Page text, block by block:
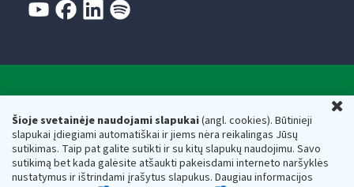
Šioje svetainėje naudojami slapukai(angl. cookies). Būtinieji
slapukai įdiegiami automatiškai ir jiems nėra reikalingas Jūsų
sutikimas. Taip pat galite sutikti ir su kitų slapukų naudojimu. Savo
sutikimą bet kada galėsite atšaukti pakeisdami interneto naršyklės
nustatymus ir ištrindami įrašytus slapukus. Daugiau informacijos
Respublikos finansų ministerijos
Biudžetinė įstaiga. Juridinio asmens kodas — 188659752,
adresas: Vasario 16-osios g. 14, 01107 Vilnius, Lietuva, el.paštas:
vmi@vmi.lt, E. pristatymo dėžutės adresas 188659752